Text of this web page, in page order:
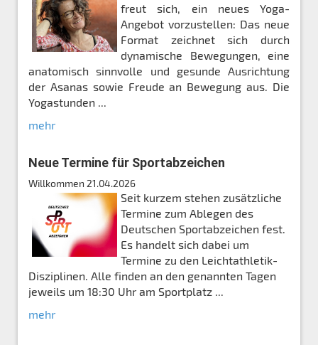
freut sich, ein neues Yoga-
Angebot vorzustellen: Das neue
Format zeichnet sich durch
dynamische Bewegungen, eine
anatomisch sinnvolle und gesunde Ausrichtung
der Asanas sowie Freude an Bewegung aus. Die
Yogastunden ...
mehr
Neue Termine für Sportabzeichen
Willkommen 21.04.2026
Seit kurzem stehen zusätzliche
Termine zum Ablegen des
Deutschen Sportabzeichen fest.
Es handelt sich dabei um
Termine zu den Leichtathletik-
Disziplinen. Alle finden an den genannten Tagen
jeweils um 18:30 Uhr am Sportplatz ...
mehr